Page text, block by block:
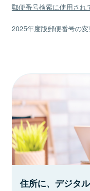
郵便番号検索に使用され
2025年度版郵便番号の
住所に、デジタ